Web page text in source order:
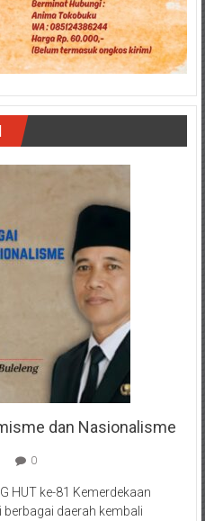
dan Nasionalisme
0
HUT ke-81 Kemerdekaan
berbagai daerah kembali